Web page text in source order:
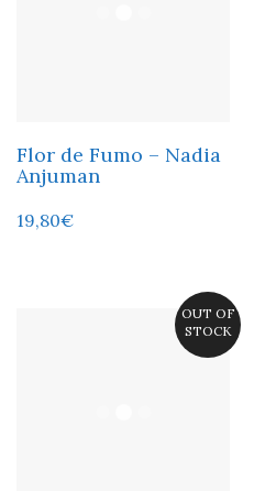
Flor de Fumo – Nadia
Anjuman
19,80€
OUT OF
STOCK